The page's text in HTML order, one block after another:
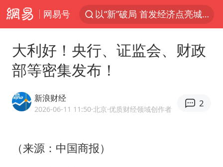
网易号
以“新”破局 首发经济点亮城市消费活力
中方回应是否开采太平洋海底稀土资源
台风白海豚即将进入48小时警戒线
大利好！央行、证监会、财政
部等密集发布！
新浪财经
2026-06-11 11:50·北京·优质财经领域创作者
2
（来源：中国商报）